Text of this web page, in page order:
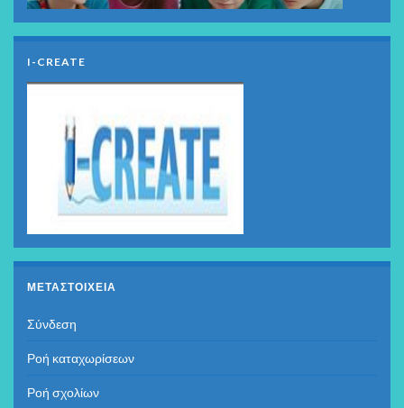
I-CREATE
ΜΕΤΑΣΤΟΙΧΕΊΑ
Σύνδεση
Ροή καταχωρίσεων
Ροή σχολίων